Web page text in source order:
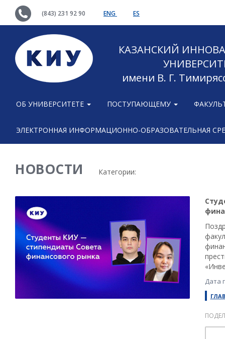
(843) 231 92 90 ENG ES
КАЗАНСКИЙ
имени В. Г.
ОБ УНИВЕРСИТЕТЕ ПОСТУПАЮЩЕМУ
ЭЛЕКТРОННАЯ ИНФОРМАЦИОННО-ОБРАЗОВАТЕЛЬНАЯ
НОВОСТИ Категории:
Дата